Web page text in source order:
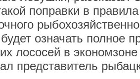
поправки в
означать полное
лососей в
представитель